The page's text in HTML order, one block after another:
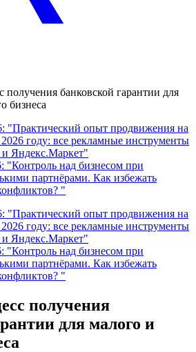
банковской гарантии для
бизнеса
"Практический опыт продвижения на
году: все рекламные инструменты
и Яндекс.Маркет"
"Контроль над бизнесом при
партнёрами. Как избежать
"
"Практический опыт продвижения на
году: все рекламные инструменты
и Яндекс.Маркет"
"Контроль над бизнесом при
партнёрами. Как избежать
"
получения
для малого и